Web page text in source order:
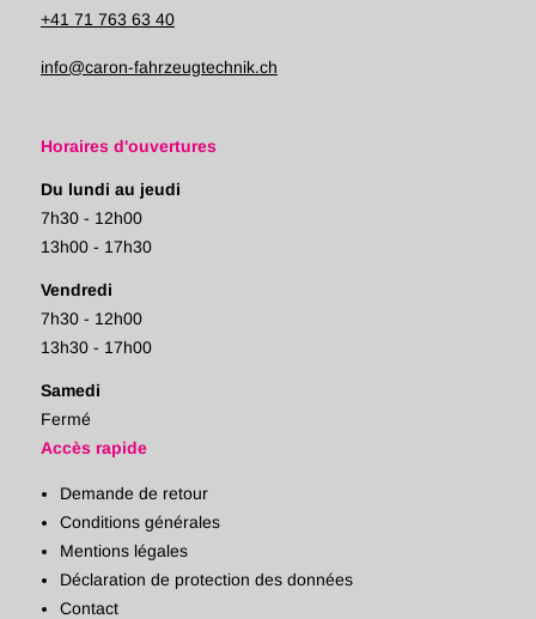
+41 71 763 63 40
info@caron-fahrzeugtechnik.ch
Horaires d'ouvertures
Du lundi au jeudi
7h30 - 12h00
13h00 - 17h30
Vendredi
7h30 - 12h00
13h30 - 17h00
Samedi
Fermé
Accès rapide
Demande de retour
Conditions générales
Mentions légales
Déclaration de protection des données
Contact